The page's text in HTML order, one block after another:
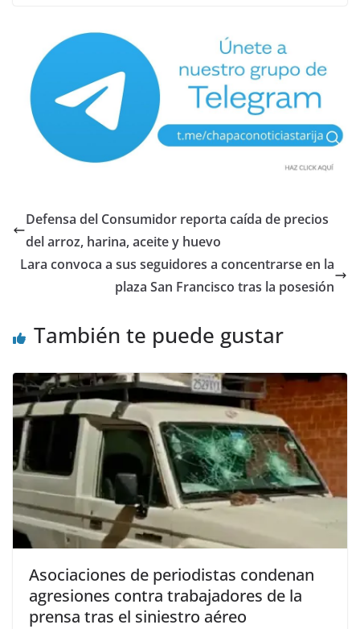
Defensa del Consumidor reporta caída de precios
del arroz, harina, aceite y huevo
Lara convoca a sus seguidores a concentrarse en la
plaza San Francisco tras la posesión
También te puede gustar
Asociaciones de periodistas condenan
agresiones contra trabajadores de la
prensa tras el siniestro aéreo